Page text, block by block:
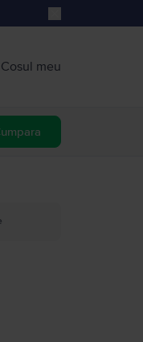
Cosul meu